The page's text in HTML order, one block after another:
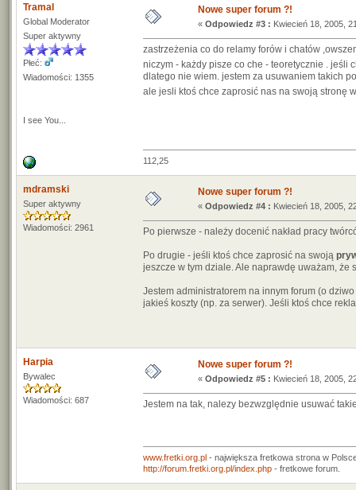
Tramal
Global Moderator
Super aktywny
Płeć:
Wiadomości: 1355
I see You...
Nowe super forum ?!
« Odpowiedz #3 : Kwiecień 18, 2005,
zastrzeżenia co do relamy forów i chatów
niczym - każdy pisze co che - teoretycznie . jeśli
dlatego nie wiem. jestem za usuwaniem takich
ale jesli ktoś chce zaprosić nas na swoją stronę
112,25
mdramski
Super aktywny
Wiadomości: 2961
Nowe super forum ?!
« Odpowiedz #4 : Kwiecień 18, 2005,
Po pierwsze - należy docenić nakład pracy
Po drugie - jeśli ktoś chce zaprosić na swoją
jeszcze w tym dziale. Ale naprawdę uważam, że
Jestem administratorem na innym forum (o
jakieś koszty (np. za serwer). Jeśli ktoś chce
Harpia
Bywalec
Wiadomości: 687
Nowe super forum ?!
« Odpowiedz #5 : Kwiecień 18, 2005,
Jestem na tak, nalezy bezwzględnie usuwać
www.fretki.org.pl - największa fretkowa strona w
http://forum.fretki.org.pl/index.php - fretkowe forum.